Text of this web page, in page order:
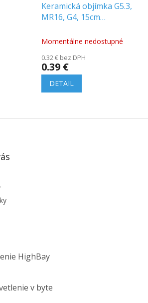
Keramická objímka G5.3,
MR16, G4, 15cm
Momentálne nedostupné
0.32 € bez DPH
0.39 €
DETAIL
HighBay
v byte